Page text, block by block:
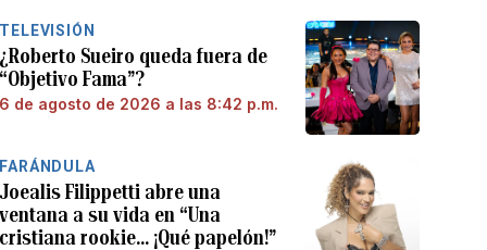
TELEVISIÓN
¿Roberto Sueiro queda fuera de
“Objetivo Fama”?
6 de agosto de 2026 a las 8:42 p.m.
FARÁNDULA
Joealis Filippetti abre una
ventana a su vida en “Una
cristiana rookie… ¡Qué papelón!”